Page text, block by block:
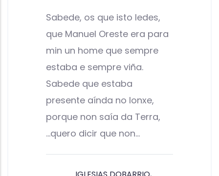
Sabede, os que isto ledes,
que Manuel Oreste era para
min un home que sempre
estaba e sempre viña.
Sabede que estaba
presente aínda no lonxe,
porque non saía da Terra,
...quero dicir que non…